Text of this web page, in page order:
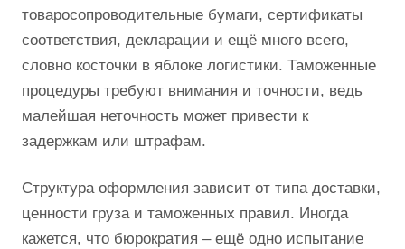
товаросопроводительные бумаги, сертификаты
соответствия, декларации и ещё много всего,
словно косточки в яблоке логистики. Таможенные
процедуры требуют внимания и точности, ведь
малейшая неточность может привести к
задержкам или штрафам.
Структура оформления зависит от типа доставки,
ценности груза и таможенных правил. Иногда
кажется, что бюрократия – ещё одно испытание